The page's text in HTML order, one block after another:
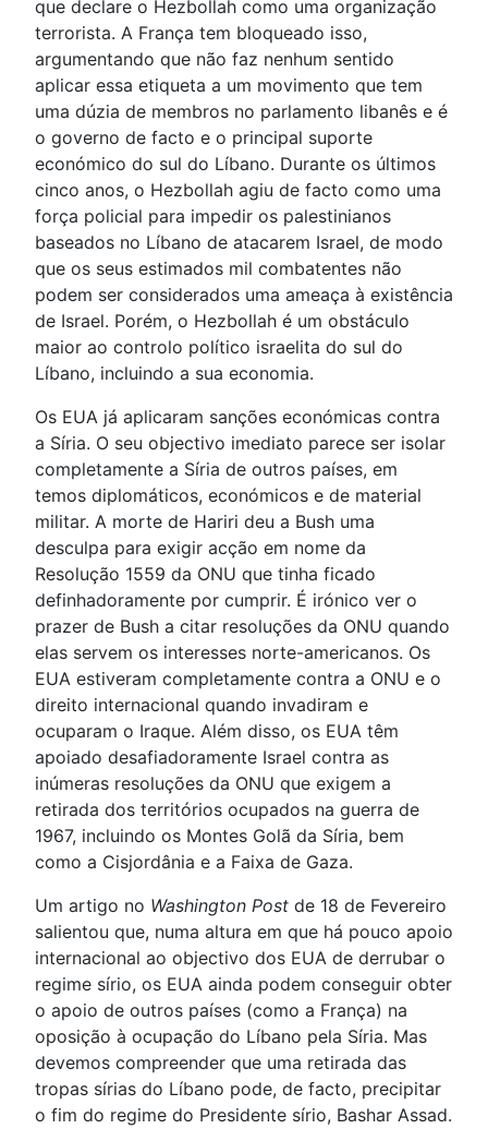
que declare o Hezbollah como uma organização
terrorista. A França tem bloqueado isso,
argumentando que não faz nenhum sentido
aplicar essa etiqueta a um movimento que tem
uma dúzia de membros no parlamento libanês e é
o governo de facto e o principal suporte
económico do sul do Líbano. Durante os últimos
cinco anos, o Hezbollah agiu de facto como uma
força policial para impedir os palestinianos
baseados no Líbano de atacarem Israel, de modo
que os seus estimados mil combatentes não
podem ser considerados uma ameaça à existência
de Israel. Porém, o Hezbollah é um obstáculo
maior ao controlo político israelita do sul do
Líbano, incluindo a sua economia.
Os EUA já aplicaram sanções económicas contra
a Síria. O seu objectivo imediato parece ser isolar
completamente a Síria de outros países, em
temos diplomáticos, económicos e de material
militar. A morte de Hariri deu a Bush uma
desculpa para exigir acção em nome da
Resolução 1559 da ONU que tinha ficado
definhadoramente por cumprir. É irónico ver o
prazer de Bush a citar resoluções da ONU quando
elas servem os interesses norte-americanos. Os
EUA estiveram completamente contra a ONU e o
direito internacional quando invadiram e
ocuparam o Iraque. Além disso, os EUA têm
apoiado desafiadoramente Israel contra as
inúmeras resoluções da ONU que exigem a
retirada dos territórios ocupados na guerra de
1967, incluindo os Montes Golã da Síria, bem
como a Cisjordânia e a Faixa de Gaza.
Um artigo no Washington Post de 18 de Fevereiro
salientou que, numa altura em que há pouco apoio
internacional ao objectivo dos EUA de derrubar o
regime sírio, os EUA ainda podem conseguir obter
o apoio de outros países (como a França) na
oposição à ocupação do Líbano pela Síria. Mas
devemos compreender que uma retirada das
tropas sírias do Líbano pode, de facto, precipitar
o fim do regime do Presidente sírio, Bashar Assad.